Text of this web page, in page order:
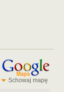
Schowaj mapę